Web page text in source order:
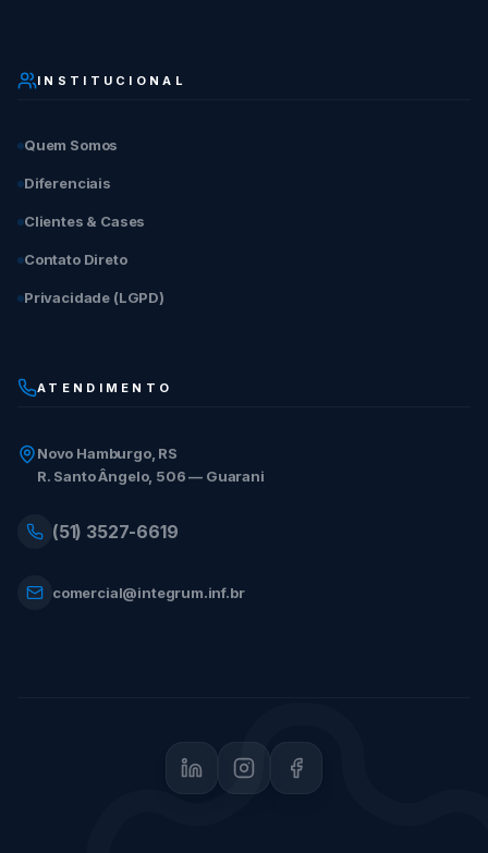
INSTITUCIONAL
Quem Somos
Diferenciais
Clientes & Cases
Contato Direto
Privacidade (LGPD)
ATENDIMENTO
Novo Hamburgo, RS
R. Santo Ângelo, 506 — Guarani
(51) 3527-6619
comercial@integrum.inf.br